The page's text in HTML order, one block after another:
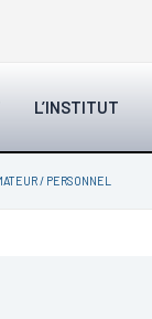
L’INSTITUT
/ PERSONNEL